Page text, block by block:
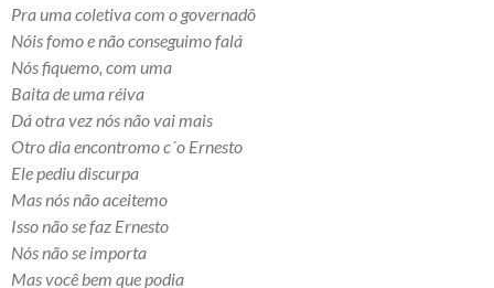
Pra uma coletiva com o governadô
Nóis fomo e não conseguimo falá
Nós fiquemo, com uma
Baita de uma réiva
Dá otra vez nós não vai mais
Otro dia encontromo c´o Ernesto
Ele pediu discurpa
Mas nós não aceitemo
Isso não se faz Ernesto
Nós não se importa
Mas você bem que podia